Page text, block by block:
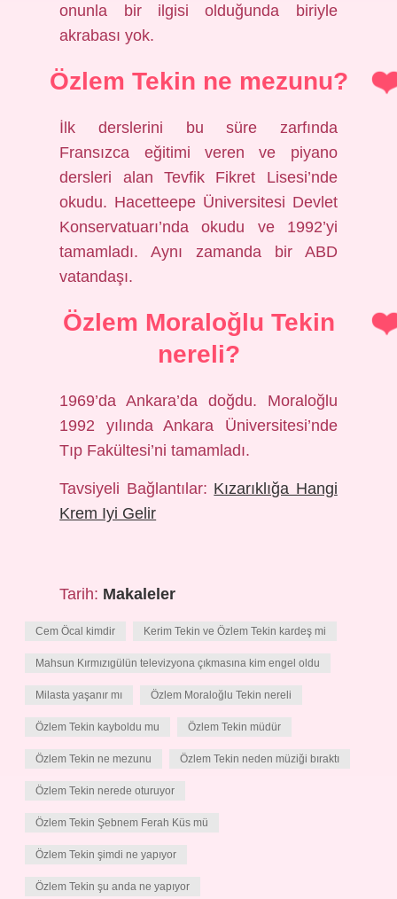
onunla bir ilgisi olduğunda biriyle
akrabası yok.
Özlem Tekin ne mezunu?
İlk derslerini bu süre zarfında
Fransızca eğitimi veren ve piyano
dersleri alan Tevfik Fikret Lisesi’nde
okudu. Hacetteepe Üniversitesi Devlet
Konservatuarı’nda okudu ve 1992’yi
tamamladı. Aynı zamanda bir ABD
vatandaşı.
Özlem Moraloğlu Tekin
nereli?
1969’da Ankara’da doğdu. Moraloğlu
1992 yılında Ankara Üniversitesi’nde
Tıp Fakültesi’ni tamamladı.
Tavsiyeli Bağlantılar: Kızarıklığa Hangi
Krem Iyi Gelir
Tarih: Makaleler
Cem Öcal kimdir Kerim Tekin ve Özlem Tekin kardeş mi
Mahsun Kırmızıgülün televizyona çıkmasına kim engel oldu
Milasta yaşanır mı Özlem Moraloğlu Tekin nereli
Özlem Tekin kayboldu mu Özlem Tekin müdür
Özlem Tekin ne mezunu Özlem Tekin neden müziği bıraktı
Özlem Tekin nerede oturuyor
Özlem Tekin Şebnem Ferah Küs mü
Özlem Tekin şimdi ne yapıyor
Özlem Tekin şu anda ne yapıyor